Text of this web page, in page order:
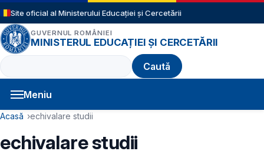
Sari la conținutul principal
Site oficial al Ministerului Educației și Cercetării
GUVERNUL ROMÂNIEI
MINISTERUL EDUCAȚIEI ȘI CERCETĂRII
Caută
Meniu
Navigație principală
Cale de navigare
Acasă echivalare studii
echivalare studii